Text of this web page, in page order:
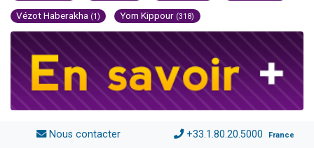
Vézot Haberakha (1) Yom Kippour (318)
Nous contacter +33.1.80.20.5000 France